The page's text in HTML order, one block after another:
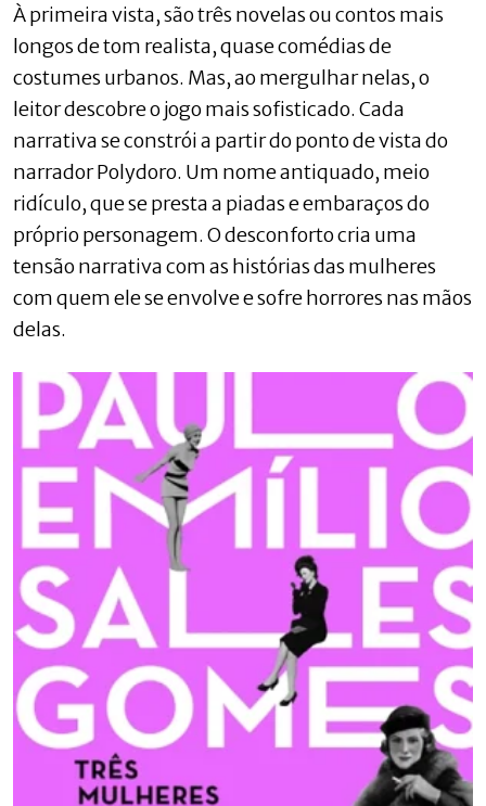
À primeira vista, são três novelas ou contos mais
longos de tom realista, quase comédias de
costumes urbanos. Mas, ao mergulhar nelas, o
leitor descobre o jogo mais sofisticado. Cada
narrativa se constrói a partir do ponto de vista do
narrador Polydoro. Um nome antiquado, meio
ridículo, que se presta a piadas e embaraços do
próprio personagem. O desconforto cria uma
tensão narrativa com as histórias das mulheres
com quem ele se envolve e sofre horrores nas mãos
delas.